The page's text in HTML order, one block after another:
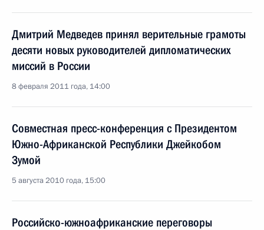
Дмитрий Медведев принял верительные грамоты
десяти новых руководителей дипломатических
миссий в России
8 февраля 2011 года, 14:00
Совместная пресс-конференция с Президентом
Южно-Африканской Республики Джейкобом
Зумой
5 августа 2010 года, 15:00
Российско-южноафриканские переговоры